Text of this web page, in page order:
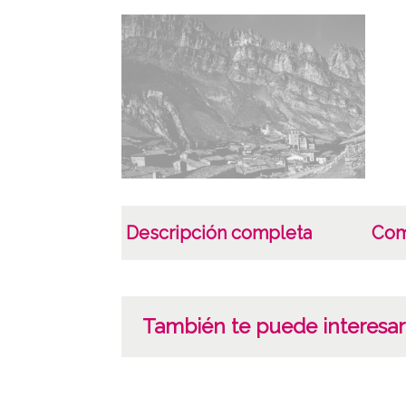
Descripción completa
También te puede interesar